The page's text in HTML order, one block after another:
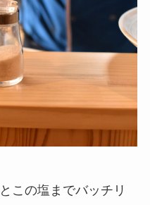
この塩までバッチリ